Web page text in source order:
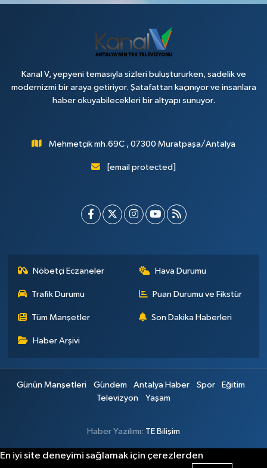
Kanal V, yepyeni temasıyla sizleri buluştururken, sadelik ve
modernizmi bir araya getiriyor. Şatafattan kaçınıyor ve insanlara
haber okuyabilecekleri bir altyapı sunuyor.
Mehmetçik mh.69C , 07300 Muratpaşa/Antalya
[email protected]
Nöbetçi Eczaneler Hava Durumu
Trafik Durumu Puan Durumu ve Fikstür
Tüm Manşetler Son Dakika Haberleri
Haber Arşivi
Günün Manşetleri Gündem Antalya Haber Spor
Eğitim
Televizyon
Yaşam
Haber Yazılımı: TE Bilişim
En iyi site deneyimi sağlamak için çerezlerden